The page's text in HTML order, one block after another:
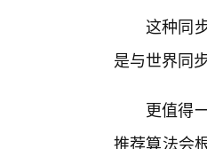
这种同
是与世界同
更值得
推荐算法会